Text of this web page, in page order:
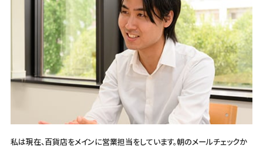
私は現在、百貨店をメインに営業担当をしています。朝のメールチェックか